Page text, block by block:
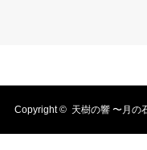
Copyright © 天樹の響 〜月の